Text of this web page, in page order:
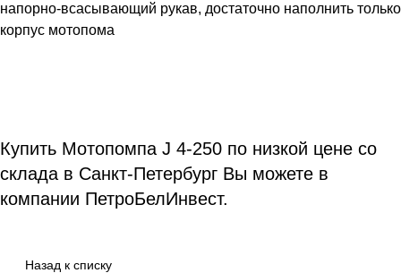
напорно-всасывающий рукав, достаточно наполнить только
корпус мотопома
Купить Мотопомпа J 4-250 по низкой цене со
склада в Санкт-Петербург Вы можете в
компании ПетроБелИнвест.
Назад к списку